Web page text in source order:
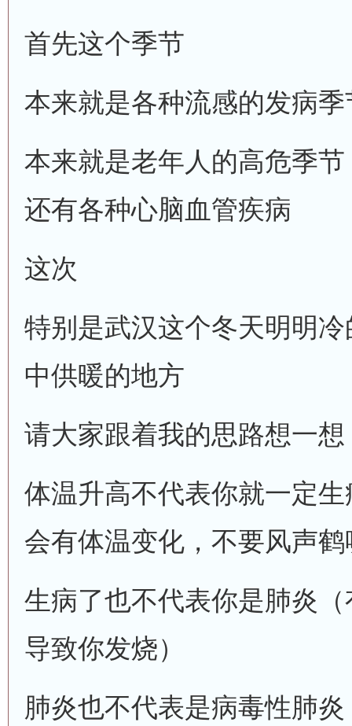
首先这个季节
本来就是各种流感的发病季
本来就是老年人的高危季
还有各种心脑血管疾病
这次
特别是武汉这个冬天明明
中供暖的地方
请大家跟着我的思路想一想
体温升高不代表你就一定
会有体温变化，不要风声鹤
生病了也不代表你是肺炎
导致你发烧）
肺炎也不代表是病毒性肺